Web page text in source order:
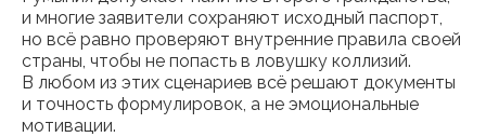
и многие заявители сохраняют исходный паспорт,
но всё равно проверяют внутренние правила своей
страны, чтобы не попасть в ловушку коллизий.
В любом из этих сценариев всё решают документы
и точность формулировок, а не эмоциональные
мотивации.